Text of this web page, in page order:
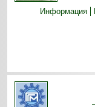
Информация